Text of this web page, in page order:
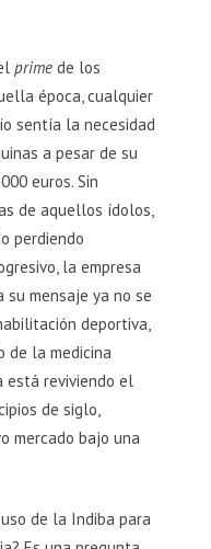
prime de los
época, cualquier
sentía la necesidad
a pesar de su
euros. Sin
de aquellos ídolos,
perdiendo
la empresa
mensaje ya no se
deportiva,
de la medicina
está reviviendo el
de siglo,
mercado bajo una
de la Indiba para